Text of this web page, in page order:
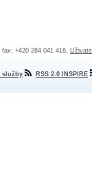
+420 284 041 416,
služby RSS 2.0 INSPIRE